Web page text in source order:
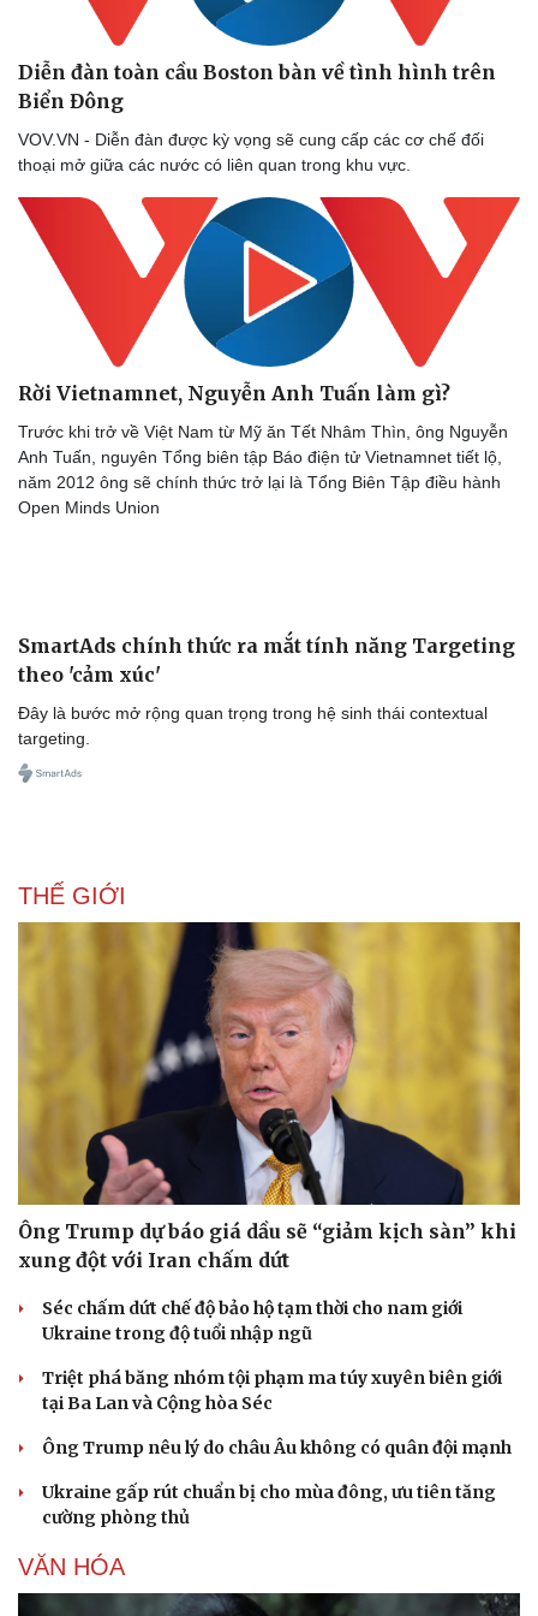
Văn học
Âm nhạc
Diễn đàn toàn cầu Boston bàn về tình hình trên
Biển Đông
VOV.VN - Diễn đàn được kỳ vọng sẽ cung cấp các cơ chế đối
thoại mở giữa các nước có liên quan trong khu vực.
Rời Vietnamnet, Nguyễn Anh Tuấn làm gì?
Trước khi trở về Việt Nam từ Mỹ ăn Tết Nhâm Thìn, ông Nguyễn
Anh Tuấn, nguyên Tổng biên tập Báo điện tử Vietnamnet tiết lộ,
năm 2012 ông sẽ chính thức trở lại là Tổng Biên Tập điều hành
Open Minds Union
SmartAds chính thức ra mắt tính năng Targeting
theo 'cảm xúc'
Đây là bước mở rộng quan trọng trong hệ sinh thái contextual
THẾ GIỚI
Ông Trump dự báo giá dầu sẽ “giảm kịch sàn” khi
xung đột với Iran chấm dứt
Séc chấm dứt chế độ bảo hộ tạm thời cho nam giới
Ukraine trong độ tuổi nhập ngũ